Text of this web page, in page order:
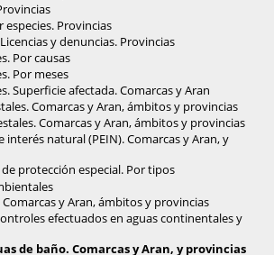
especies. Provincias
y denuncias. Provincias
Por causas
Por meses
Superficie afectada. Comarcas y Aran
Comarcas y Aran, ámbitos y provincias
Comarcas y Aran, ámbitos y provincias
interés natural (PEIN). Comarcas y Aran, y
protección especial. Por tipos
y Aran, ámbitos y provincias
efectuados en aguas continentales y
de baño. Comarcas y Aran, y provincias